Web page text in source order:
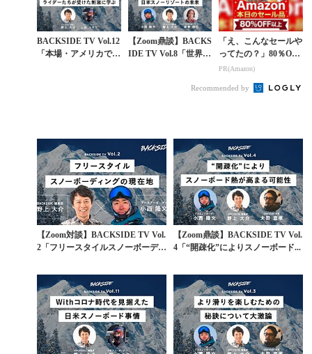
BACKSIDE TV Vol.12
「本場・アメリカでラ
【Zoom鼎談】BACKS
IDE TV Vol.8「世界的
「え、こんなセールや
ってたの？」80％OFF
以上が続々登場！Am
PR(Amazon)
Recommended by
【Zoom対談】BACKSIDE TV Vol.
2「フリースタイルスノーボーデ
【Zoom鼎談】BACKSIDE TV Vol.
4「“開疎化”によりスノーボード...